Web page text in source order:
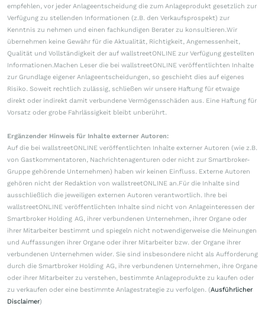
empfehlen, vor jeder Anlageentscheidung die zum Anlageprodukt gesetzlich zur
Verfügung zu stellenden Informationen (z.B. den Verkaufsprospekt) zur
Kenntnis zu nehmen und einen fachkundigen Berater zu konsultieren.Wir
übernehmen keine Gewähr für die Aktualität, Richtigkeit, Angemessenheit,
Qualität und Vollständigkeit der auf wallstreetONLINE zur Verfügung gestellten
Informationen.Machen Leser die bei wallstreetONLINE veröffentlichten Inhalte
zur Grundlage eigener Anlageentscheidungen, so geschieht dies auf eigenes
Risiko. Soweit rechtlich zulässig, schließen wir unsere Haftung für etwaige
direkt oder indirekt damit verbundene Vermögensschäden aus. Eine Haftung für
Vorsatz oder grobe Fahrlässigkeit bleibt unberührt.
Ergänzender Hinweis für Inhalte externer Autoren:
Auf die bei wallstreetONLINE veröffentlichten Inhalte externer Autoren (wie z.B.
von Gastkommentatoren, Nachrichtenagenturen oder nicht zur Smartbroker-
Gruppe gehörende Unternehmen) haben wir keinen Einfluss. Externe Autoren
gehören nicht der Redaktion von wallstreetONLINE an.Für die Inhalte sind
ausschließlich die jeweiligen externen Autoren verantwortlich. Ihre bei
wallstreetONLINE veröffentlichten Inhalte sind nicht von Anlageinteressen der
Smartbroker Holding AG, ihrer verbundenen Unternehmen, ihrer Organe oder
ihrer Mitarbeiter bestimmt und spiegeln nicht notwendigerweise die Meinungen
und Auffassungen ihrer Organe oder ihrer Mitarbeiter bzw. der Organe ihrer
verbundenen Unternehmen wider. Sie sind insbesondere nicht als Aufforderung
durch die Smartbroker Holding AG, ihre verbundenen Unternehmen, ihre Organe
oder ihrer Mitarbeiter zu verstehen, bestimmte Anlageprodukte zu kaufen oder
zu verkaufen oder eine bestimmte Anlagestrategie zu verfolgen. (Ausführlicher
Disclaimer)